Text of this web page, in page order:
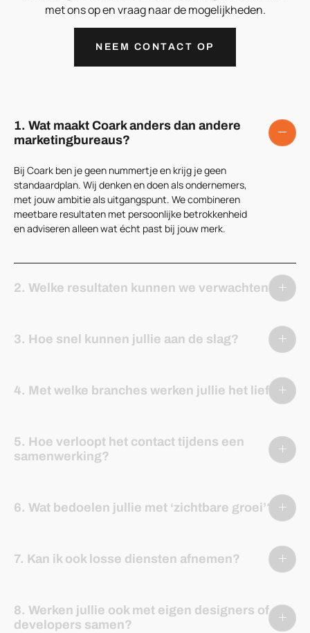
met ons op en vraag naar de mogelijkheden.
NEEM CONTACT OP
1. Wat maakt Coark anders dan andere
marketingbureaus?
Bij Coark ben je geen nummertje en krijg je geen
standaardplan. Wij denken en doen als ondernemers,
met jouw ambitie als uitgangspunt. We combineren
meetbare resultaten met persoonlijke betrokkenheid
en adviseren alleen wat écht past bij jouw merk.
2. Welke resultaten kunnen we verwachten?
3. Hoe snel kunnen jullie aan de slag?
4. Met welke branches werken jullie het liefst?
5. Hoe verloopt het contact tijdens een
samenwerking?
6. Wat bedoelen jullie met ‘zichtbare groei’?
7. Kan ik ook losse diensten afnemen?
8. Werken jullie ook met eigen designers of
developers samen?